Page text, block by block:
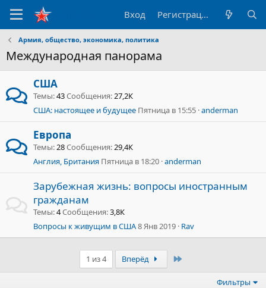
Вход Регистрация
Армия, общество, экономика, политика
Международная панорама
США
Темы 43Сообщения 27,2К
США: настоящее и будущее Пятница в 15:55 anderman
Европа
Темы 28Сообщения 29,4К
Англия, Британия Пятница в 18:20 anderman
Зарубежная жизнь: вопросы иностранным
гражданам
Темы 4Сообщения 3,8К
Вопросы к живущим в США8 Янв 2019 Rav
1 из 4 Вперёд
Фильтры